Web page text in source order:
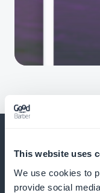
This website uses
We use cookies to
provide social
En nog veel